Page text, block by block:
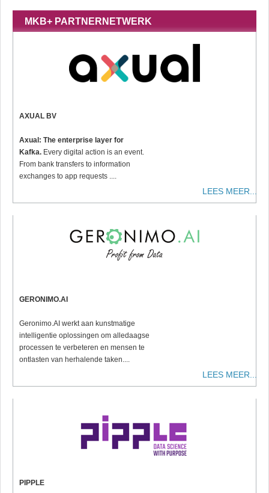
MKB+ PARTNERNETWERK
AXUAL BV
Axual: The enterprise layer for
Kafka. Every digital action is an event.
From bank transfers to information
exchanges to app requests ....
LEES MEER...
GERONIMO.AI
Geronimo.AI werkt aan kunstmatige
intelligentie oplossingen om alledaagse
processen te verbeteren en mensen te
ontlasten van herhalende taken....
LEES MEER...
PIPPLE